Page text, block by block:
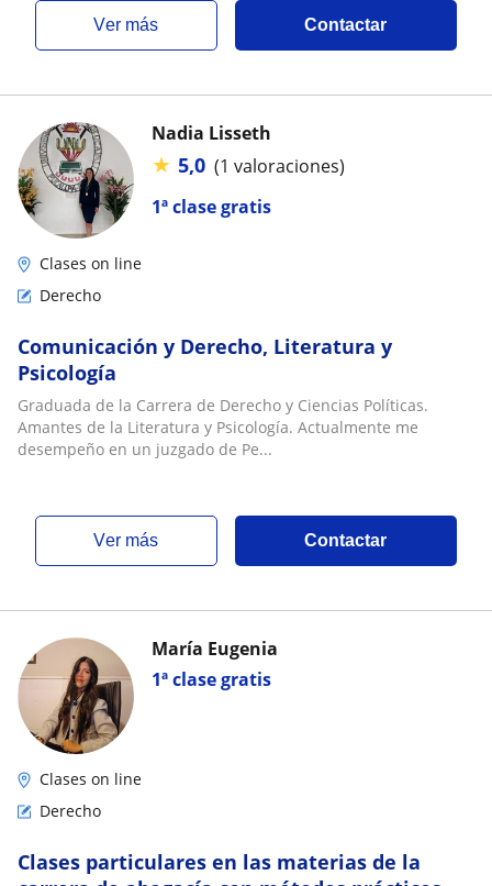
ver más Contactar
1ª clase gratis
Nadia Lisseth
★ 5,0 (1 valoraciones)
Clases on line
Derecho
Comunicación y Derecho, Literatura y
Psicología
Graduada de la Carrera de Derecho y Ciencias Políticas.
Amantes de la Literatura y Psicología. Actualmente me
desempeño en un juzgado de Pe...
ver más Contactar
1ª clase gratis
María Eugenia
Clases on line
Derecho
Clases particulares en las materias de la